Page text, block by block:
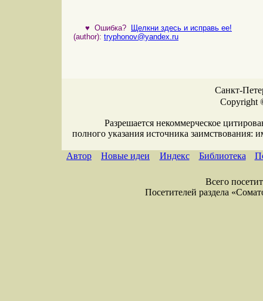
♥ Ошибка? Щелкни здесь и исправь ее!
(author): tryphonov@yandex.ru
Санкт-
Copyright
Разрешается некоммерческое
полного указания источника заимствования:
Автор Новые идеи Индекс Библиотека
Всего
Посетителей раздела